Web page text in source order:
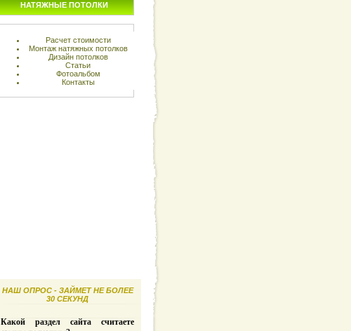
НАТЯЖНЫЕ ПОТОЛКИ
Расчет стоимости
Монтаж натяжных потолков
Дизайн потолков
Статьи
Фотоальбом
Контакты
НАШ ОПРОС - ЗАЙМЕТ НЕ БОЛЕЕ
30 СЕКУНД
Какой раздел сайта считаете